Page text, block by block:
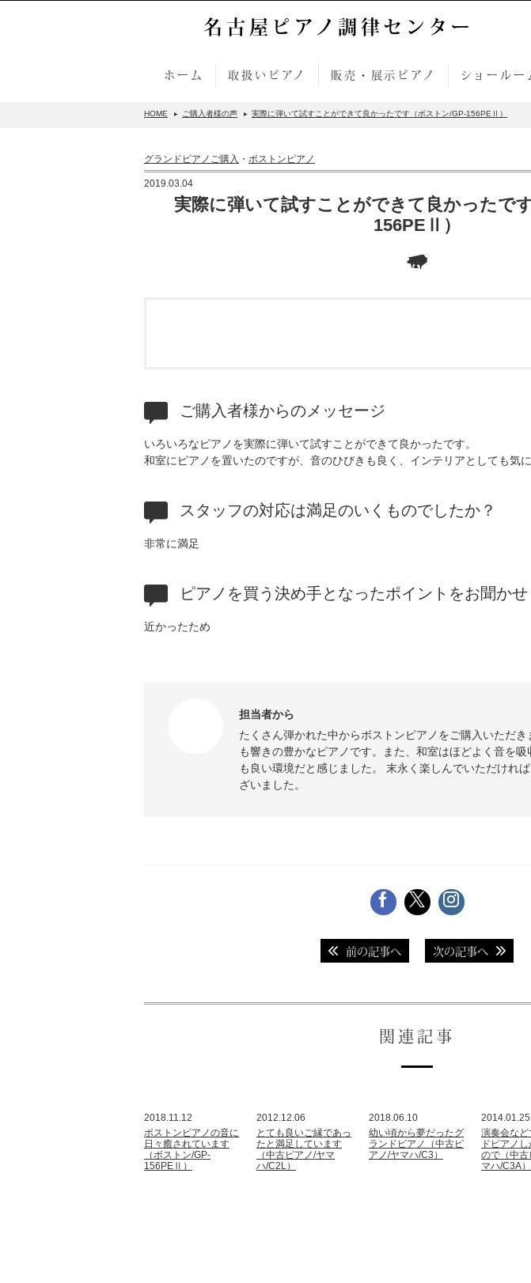
名古屋ピアノ調律センター
ホーム 取扱いピアノ 販売・展示ピアノ ショールー
HOME ご購入者様の声 実際に弾いて試すことができて良かったです（ボストン/GP-156PEⅡ）
グランドピアノご購入 ・ ボストンピアノ
2019.03.04
実際に弾いて試すことができて良かったで
156PEⅡ）
ご購入者様からのメッセージ
いろいろなピアノを実際に弾いて試すことができて良かったです。
和室にピアノを置いたのですが、音のひびきも良く、インテリアとしても気に
スタッフの対応は満足のいくものでしたか？
非常に満足
ピアノを買う決め手となったポイントをお聞かせ
近かったため
担当者から
たくさん弾かれた中からボストンピアノをご購入いただき
も響きの豊かなピアノです。また、和室はほどよく音を
も良い環境だと感じました。 末永く楽しんでいただけれ
ざいました。
前の記事へ 次の記事へ
関連記事
2018.11.12
ボストンピアノの音に
日々癒されています
（ボストン/GP-
156PEⅡ）
2012.12.06
とても良いご縁であっ
たと満足しています
（中古ピアノ/ヤマ
ハ/C2L）
2018.06.10
幼い頃から夢だったグ
ランドピアノ（中古ピ
アノ/ヤマハ/C3）
2014.01.25
演奏会など
ドピアノ
ので（中古
マハ/C3A）